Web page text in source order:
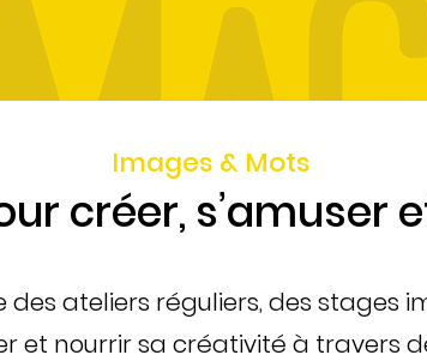
Images & Mots
créer, s’amuser
des ateliers réguliers, des stages
et nourrir sa créativité à travers